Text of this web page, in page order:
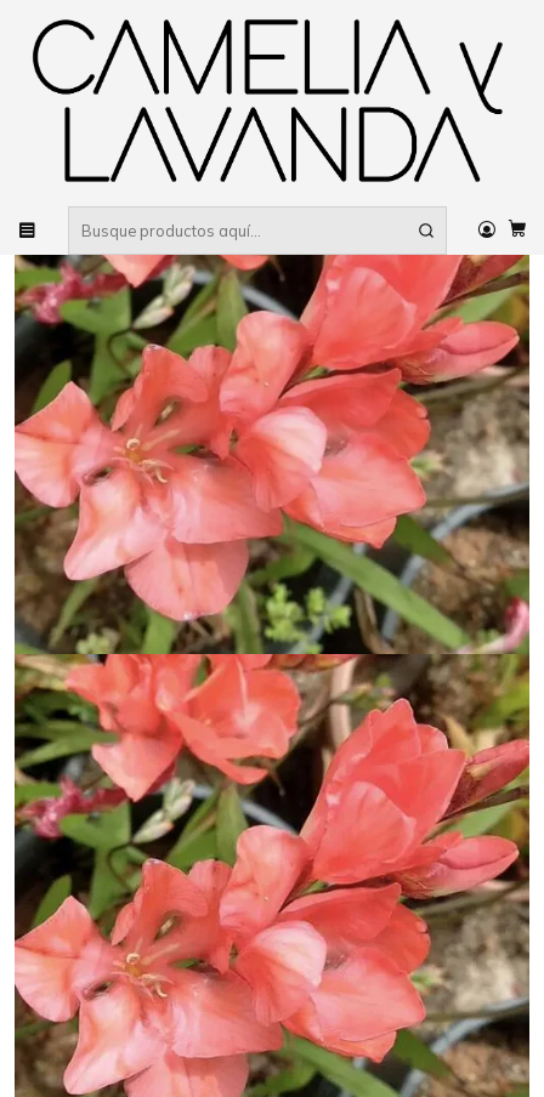
Inicio Planta Flores Flores de temporada Bulbos y Geófitas
Tritonia